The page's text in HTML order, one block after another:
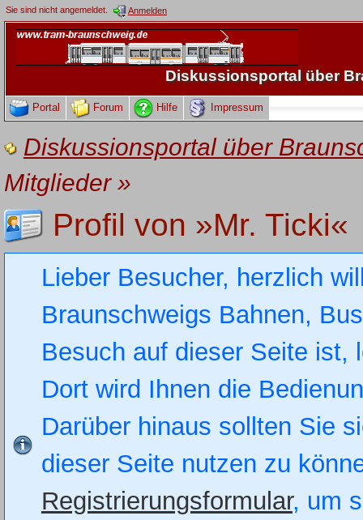
Sie sind nicht angemeldet. Anmelden
Diskussionsportal über
Portal Forum Hilfe Impressum
Diskussionsportal über
Mitglieder»
Profil von »Mr. Ticki«
Lieber Besucher, herzlich
Braunschweigs Bahnen,
Besuch auf dieser Seite
Dort wird Ihnen die
Darüber hinaus sollten Sie
dieser Seite nutzen zu
Registrierungsformular, um